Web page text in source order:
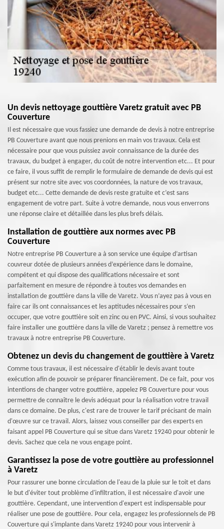
Un devis nettoyage gouttière Varetz gratuit avec PB
Couverture
Il est nécessaire que vous fassiez une demande de devis à notre entreprise
PB Couverture avant que nous prenions en main vos travaux. Cela est
nécessaire pour que vous puissiez avoir connaissance de la durée des
travaux, du budget à engager, du coût de notre intervention etc... Et pour
ce faire, il vous suffit de remplir le formulaire de demande de devis qui est
présent sur notre site avec vos coordonnées, la nature de vos travaux,
budget etc... Cette demande de devis reste gratuite et c’est sans
engagement de votre part. Suite à votre demande, nous vous enverrons
une réponse claire et détaillée dans les plus brefs délais.
Installation de gouttière aux normes avec PB
Couverture
Notre entreprise PB Couverture a à son service une équipe d’artisan
couvreur dotée de plusieurs années d’expérience dans le domaine,
compétent et qui dispose des qualifications nécessaire et sont
parfaitement en mesure de répondre à toutes vos demandes en
installation de gouttière dans la ville de Varetz. Vous n’ayez pas à vous en
faire car ils ont connaissances et les aptitudes nécessaires pour s’en
occuper, que votre gouttière soit en zinc ou en PVC. Ainsi, si vous souhaitez
faire installer une gouttière dans la ville de Varetz ; pensez à remettre vos
travaux à notre entreprise PB Couverture.
Obtenez un devis du changement de gouttière à Varetz
Comme tous travaux, il est nécessaire d'établir le devis avant toute
exécution afin de pouvoir se préparer financièrement. De ce fait, pour vos
intentions de changer votre gouttière, appelez PB Couverture pour vous
permettre de connaître le devis adéquat pour la réalisation votre travail
dans ce domaine. De plus, c'est rare de trouver le tarif précisant de main
d'œuvre sur ce travail. Alors, laissez vous conseiller par des experts en
faisant appel PB Couverture qui se situe dans Varetz 19240 pour obtenir le
devis. Sachez que cela ne vous engage point.
Garantissez la pose de votre gouttière au professionnel
à Varetz
Pour rassurer une bonne circulation de l'eau de la pluie sur le toit et dans
le but d'éviter tout problème d'infiltration, il est nécessaire d'avoir une
gouttière. Cependant, une intervention d'expert est indispensable pour
réaliser une pose de gouttière. Pour cela, engagez les professionnels de PB
Couverture qui s'implante dans Varetz 19240 pour vous intervenir à